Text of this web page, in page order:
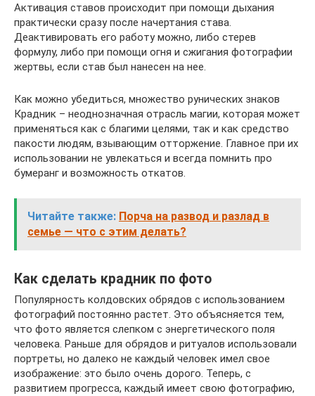
Активация ставов происходит при помощи дыхания
практически сразу после начертания става.
Деактивировать его работу можно, либо стерев
формулу, либо при помощи огня и сжигания фотографии
жертвы, если став был нанесен на нее.
Как можно убедиться, множество рунических знаков
Крадник – неоднозначная отрасль магии, которая может
применяться как с благими целями, так и как средство
пакости людям, взывающим отторжение. Главное при их
использовании не увлекаться и всегда помнить про
бумеранг и возможность откатов.
Читайте также: Порча на развод и разлад в
семье — что с этим делать?
Как сделать крадник по фото
Популярность колдовских обрядов с использованием
фотографий постоянно растет. Это объясняется тем,
что фото является слепком с энергетического поля
человека. Раньше для обрядов и ритуалов использовали
портреты, но далеко не каждый человек имел свое
изображение: это было очень дорого. Теперь, с
развитием прогресса, каждый имеет свою фотографию,